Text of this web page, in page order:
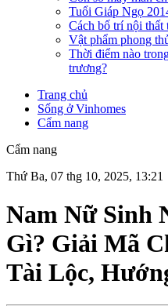
Tuổi Giáp Ngọ
Cách bố trí nội thất
Vật phẩm phong
Thời điểm nào
trương?
Trang chủ
Sống ở Vinhomes
Cẩm nang
Cẩm nang
Thứ Ba, 07 thg 10, 2025, 13:21
Nam Nữ Sinh
Gì? Giải Mã
Tài Lộc,